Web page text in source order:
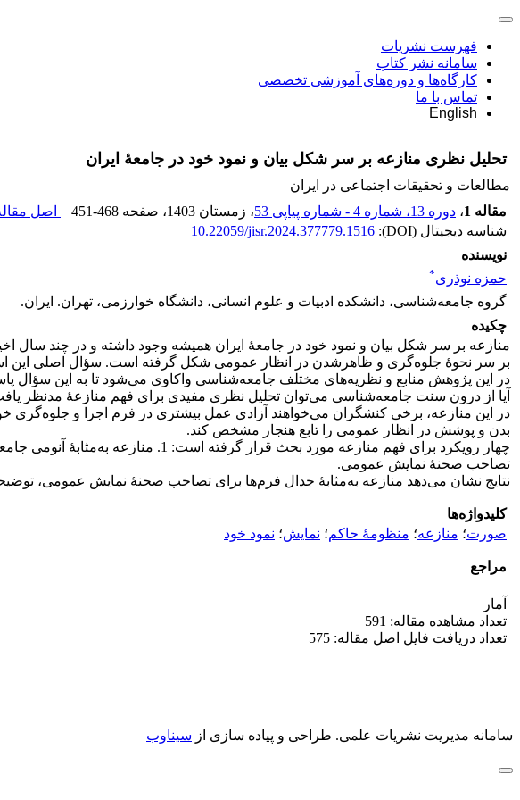
فهرست نشریات
سامانه نشر کتاب
کارگاه‌ها و دوره‌های آموزشی تخصصی
تماس با ما
English
تحلیل نظری منازعه بر سر شکل بیان و نمود خود در جامعۀ ایران
مطالعات و تحقیقات اجتماعی در ایران
مقاله 1
، دوره 13، شماره 4 - شماره پیاپی 53 ، زمستان 1403 ، صفحه 451-468 اصل
شناسه دیجیتال (DOI):
10.22059/jisr.2024.377779.1516
نویسنده
حمزه نوذری*
گروه جامعه‌شناسی، دانشکده ادبیات و علوم انسانی، دانشگاه خوارزمی، تهران. ایران.
چکیده
منازعه بر سر شکل بیان و نمود خود در جامعۀ ایران همیشه وجود داشته و در چند
بر سر نحوۀ جلوه‌گری و ظاهرشدن در انظار عمومی شکل گرفته است. سؤال اصلی این
در این پژوهش منابع و نظریه‌های مختلف جامعه‌شناسی واکاوی می‌شود تا به این سؤال
آیا از درون سنت جامعه‌شناسی می‌توان تحلیل نظری مفیدی برای فهم منازعۀ مدنظر
در این منازعه، برخی کنشگران می‌خواهند آزادی عمل بیشتری در فرم اجرا و جلوه‌گری
بدن و پوشش در انظار عمومی را تابع هنجار مشخص کند.
تصاحب صحنۀ نمایش عمومی.
نتایج نشان می‌دهد منازعه به‌مثابۀ جدال فرم‌ها برای تصاحب صحنۀ نمایش عمومی،
کلیدواژه‌ها
صورت؛ منازعه؛ منظومۀ حاکم؛ نمایش؛ نمود خود
مراجع
آمار
تعداد مشاهده مقاله: 591
تعداد دریافت فایل اصل مقاله: 575
سامانه مدیریت نشریات علمی. طراحی و پیاده سازی از سیناوب